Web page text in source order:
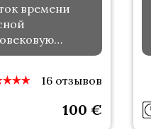
времени
16 отзывов
100 €